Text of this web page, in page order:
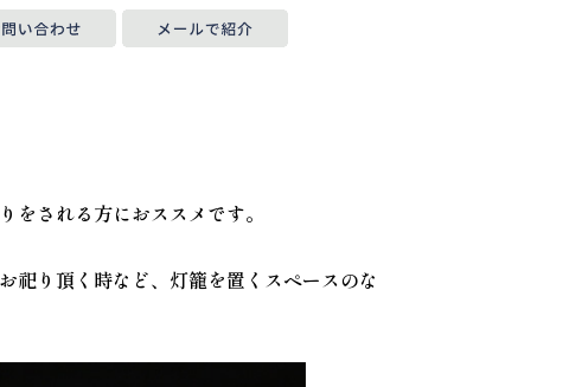
される方におススメです。
祀り頂く時など、灯籠を置くスペースのな